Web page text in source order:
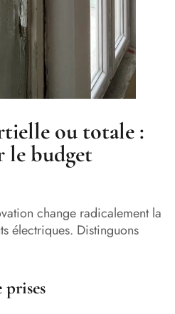
ou totale :
le budget
change radicalement la
électriques. Distinguons
prises